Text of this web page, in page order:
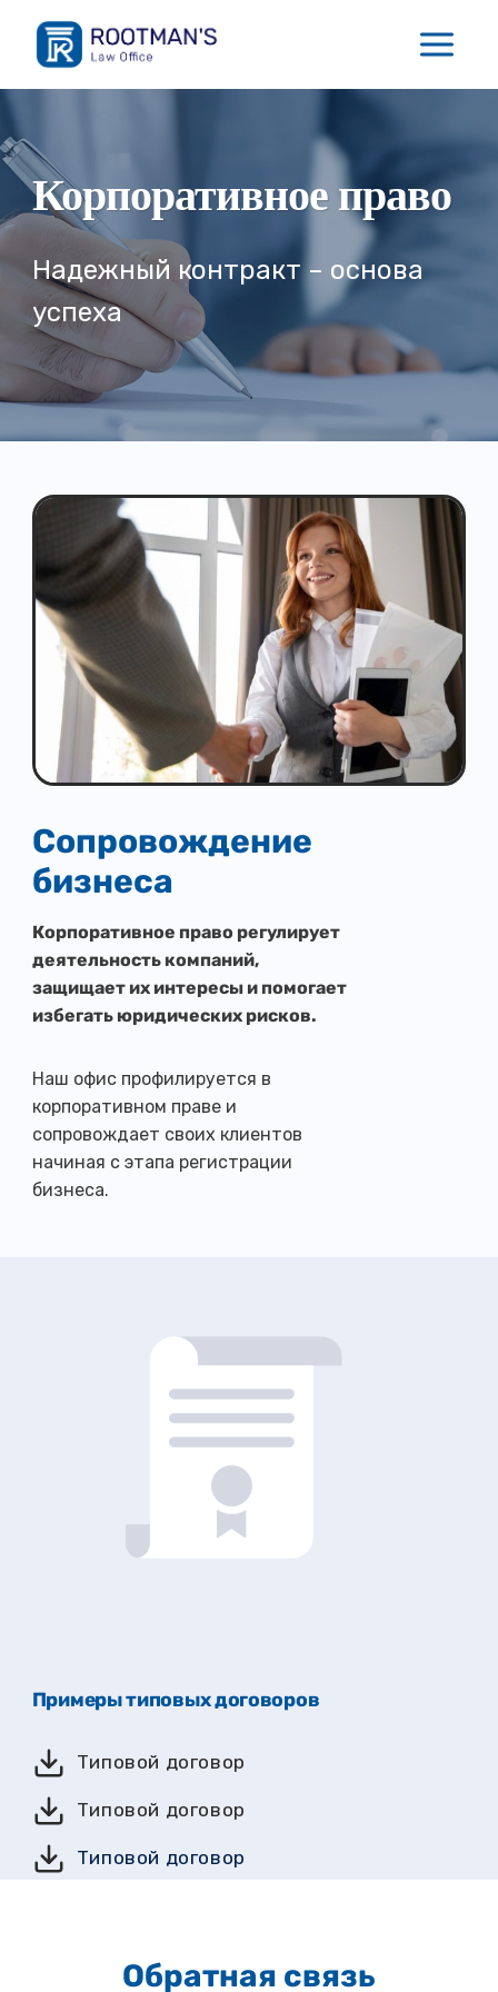
содержимому
Корпоративное право
Надежный контракт – основа
успеха
Сопровождение
бизнеса
Корпоративное право регулирует
деятельность компаний,
защищает их интересы и помогает
избегать юридических рисков.
Наш офис профилируется в
корпоративном праве и
сопровождает своих клиентов
начиная с этапа регистрации
бизнеса.
Примеры типовых договоров
Типовой договор
Типовой договор
Типовой договор
Обратная связь